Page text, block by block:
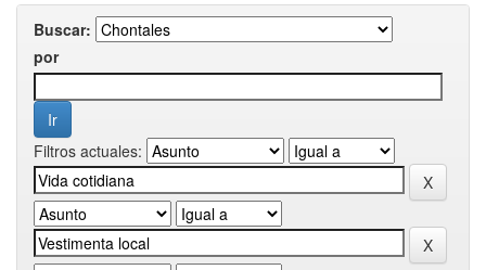
Buscar:
por
Filtros actuales: